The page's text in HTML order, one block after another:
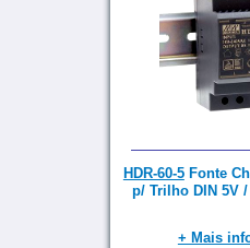
HDR-60-5Fonte
p/ Trilho DIN 5V /
+ Mais